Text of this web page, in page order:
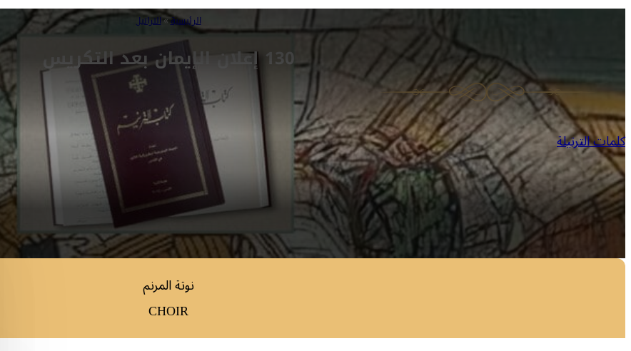
الرئيسية» التراتيل
130 إعلان الإيمان بعد التكريس
كلمات الترتيلة
نوتة المرنم
CHOIR